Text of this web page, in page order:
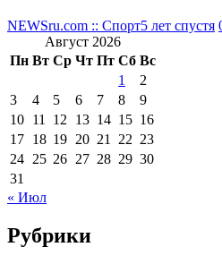
NEWSru.com :: Спорт5 лет спустя
Август 2026
Пн Вт Ср Чт Пт Сб Вс
1
2
3
4 5 6 7 8
9
10 11 12 13 14 15 16
17 18 19 20 21 22 23
24 25 26 27 28 29 30
31
« Июл
Рубрики